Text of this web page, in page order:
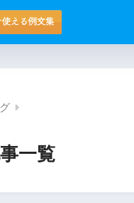
一覧